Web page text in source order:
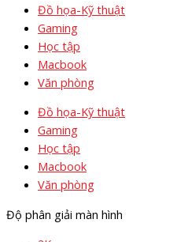
Đồ họa-Kỹ thuật
Gaming
Học tập
Macbook
Văn phòng
Đồ họa-Kỹ thuật
Gaming
Học tập
Macbook
Văn phòng
Độ phân giải màn hình